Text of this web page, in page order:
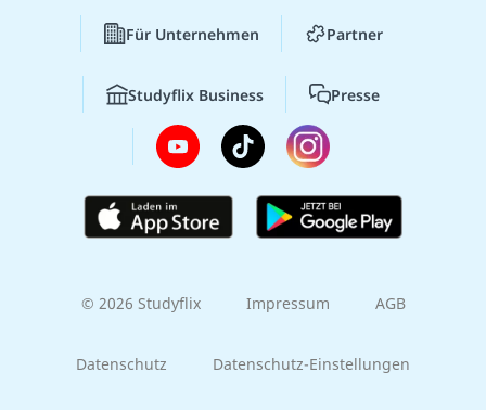
Für Unternehmen Partner
Studyflix Business Presse
© 2026 Studyflix Impressum AGB
Datenschutz Datenschutz-Einstellungen